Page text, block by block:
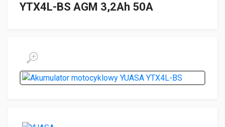
YTX4L-BS AGM 3,2Ah 50A